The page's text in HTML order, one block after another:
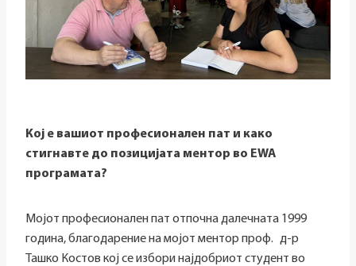
Кој е вашиот професионален пат и како
стигнавте до позицијата ментор во EWA
програмата?
Мојот професионален пат отпочна далечната 1999
година, благодарение на мојот ментор проф. д-р
Ташко Костов кој се избори најдобриот студент во